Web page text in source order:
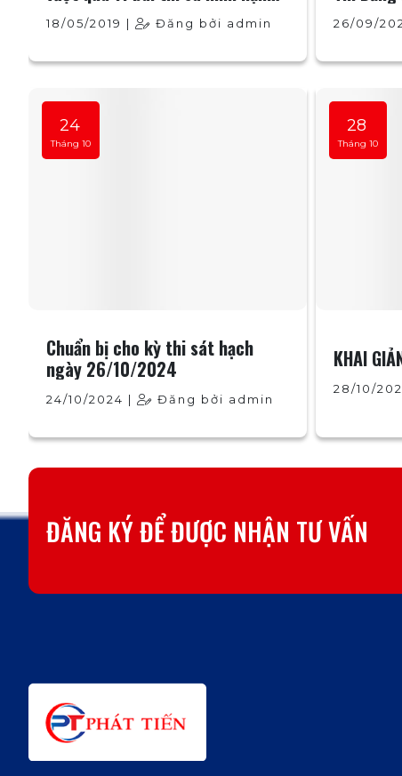
B2
18/05/2019 | Đăng bởi admin
Lái Xe
26/09/
24
Tháng 10
Chuẩn bị cho kỳ thi sát hạch
ngày 26/10/2024
24/10/2024 | Đăng bởi admin
28
Tháng 10
KHAI
28/10/
ĐĂNG KÝ ĐỂ ĐƯỢC NHẬN TƯ VẤN